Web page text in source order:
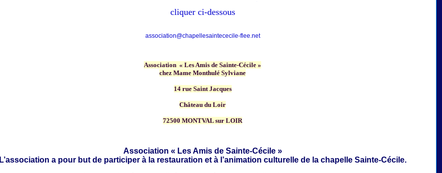
cliquer ci-dessous
association@chapellesaintececile-flee.net
Association « Les Amis de Sainte-Cécile »
chez Mame Monthulé Sylviane
14 rue Saint Jacques
Château du Loir
72500 MONTVAL sur LOIR
Association « Les Amis de Sainte-Cécile »
L’association a pour but de participer à la restauration et à l’animation culturelle de la chapelle Sainte-Cécile.